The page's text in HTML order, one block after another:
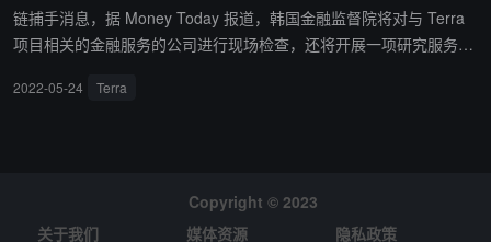
韩国会计标准院等讨论虚拟资产相关会计监管问题。（来源链接）
链捕手消息，据 Money Today 报道，韩国金融监督院将对与 Terra
项目相关的金融服务的公司进行现场检查，还将开展一项研究服务，
进行分类，计划将这些信息披露给交易所用以评估是否上线、项目估
2022-05-24 Terra
Copyright © 2023
关于我们
媒体资源 隐私政策